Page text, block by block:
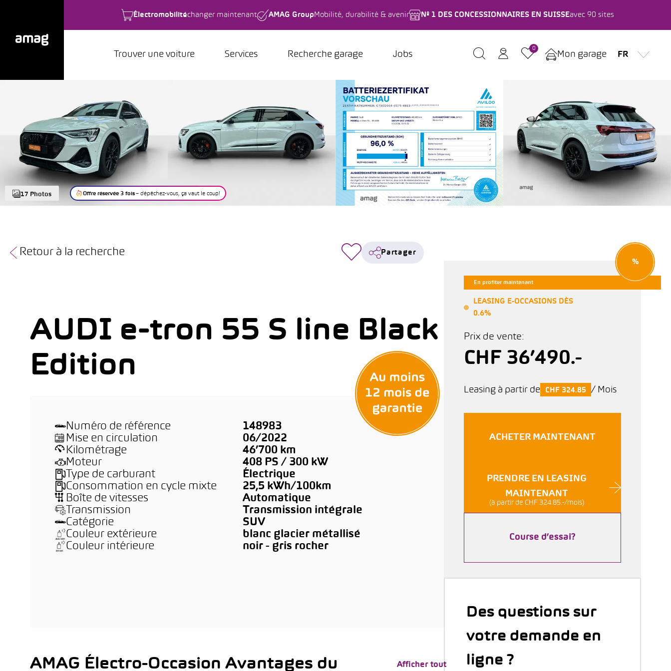
Électromobilitéchanger maintenant AMAG Group Mobilité, durabilité & avenir Nº 1 DES CONCESSIONNAIRES EN SUISSEavec 90 sites
Trouver une voiture Services Recherche garage Jobs
0
Mon garage FR
17 Photos Offre réservée 3 fois – dépêchez-vous, ça vaut le coup!
Retour à la recherche Partager
AUDI e-tron 55 S line Black
Edition
Numéro de référence
148983
Mise en circulation
06/2022
Kilométrage
46’700 km
Moteur
408 PS / 300 kW
Type de carburant
Électrique
Consommation en cycle mixte
25,5 kWh/100km
Boîte de vitesses
Automatique
Transmission
Transmission intégrale
Catégorie
SUV
Couleur extérieure
blanc glacier métallisé
Couleur intérieure
noir - gris rocher
AMAG Électro-Occasion Avantages du
Afficher tout
En profiter maintenant
%
LEASING E-OCCASIONS DÈS
0.6%
Prix de vente:
CHF 36’490.-
Leasing à partir de CHF 324.85 / Mois
ACHETER MAINTENANT
PRENDRE EN LEASING
MAINTENANT
(à partir de CHF 324.85.-/mois)
Course d’essai?
Des questions sur
votre demande en
ligne ?